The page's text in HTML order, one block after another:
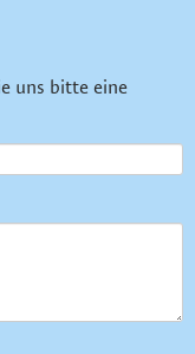
uns bitte eine